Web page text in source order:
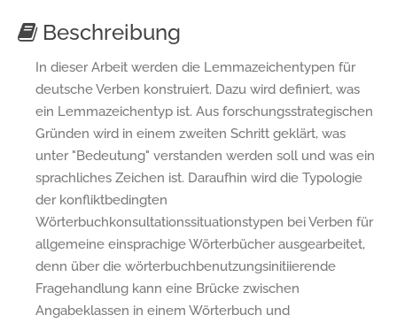
Beschreibung
In dieser Arbeit werden die Lemmazeichentypen für
deutsche Verben konstruiert. Dazu wird definiert, was
ein Lemmazeichentyp ist. Aus forschungsstrategischen
Gründen wird in einem zweiten Schritt geklärt, was
unter "Bedeutung" verstanden werden soll und was ein
sprachliches Zeichen ist. Daraufhin wird die Typologie
der konfliktbedingten
Wörterbuchkonsultationssituationstypen bei Verben für
allgemeine einsprachige Wörterbücher ausgearbeitet,
denn über die wörterbuchbenutzungsinitiierende
Fragehandlung kann eine Brücke zwischen
Angabeklassen in einem Wörterbuch und